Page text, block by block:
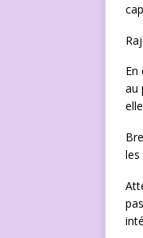
En
au